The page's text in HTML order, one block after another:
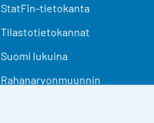
StatFin-tietokanta
Tilastotietokannat
Suomi lukuina
Rahanarvonmuunnin